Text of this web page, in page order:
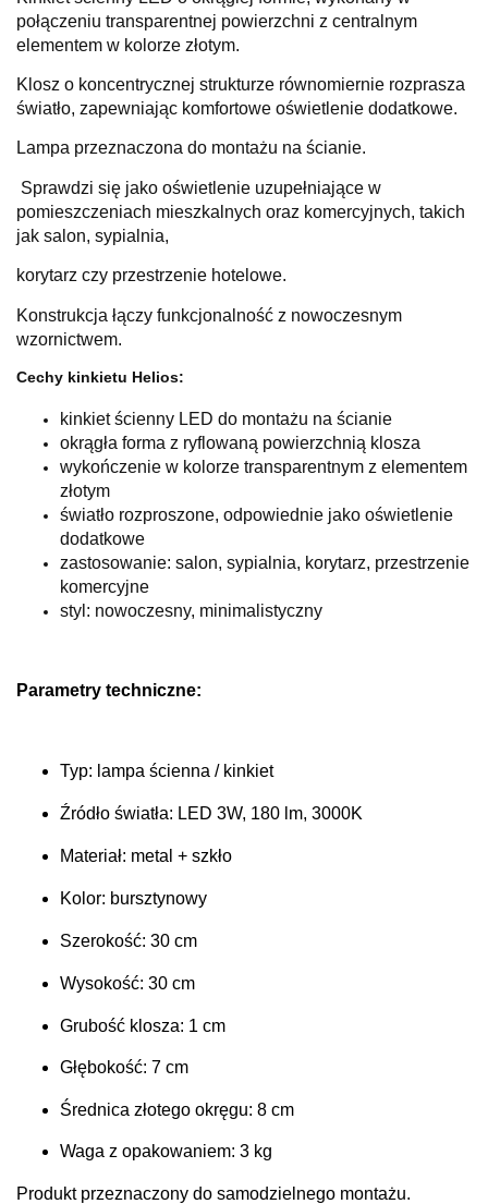
połączeniu transparentnej powierzchni z centralnym
elementem w kolorze złotym.
Klosz o koncentrycznej strukturze równomiernie rozprasza
światło, zapewniając komfortowe oświetlenie dodatkowe.
Lampa przeznaczona do montażu na ścianie.
Sprawdzi się jako oświetlenie uzupełniające w
pomieszczeniach mieszkalnych oraz komercyjnych, takich
jak salon, sypialnia,
korytarz czy przestrzenie hotelowe.
Konstrukcja łączy funkcjonalność z nowoczesnym
wzornictwem.
Cechy kinkietu Helios:
kinkiet ścienny LED do montażu na ścianie
okrągła forma z ryflowaną powierzchnią klosza
wykończenie w kolorze transparentnym z elementem
złotym
światło rozproszone, odpowiednie jako oświetlenie
dodatkowe
zastosowanie: salon, sypialnia, korytarz, przestrzenie
komercyjne
styl: nowoczesny, minimalistyczny
Parametry techniczne:
Typ: lampa ścienna / kinkiet
Źródło światła: LED 3W, 180 lm, 3000K
Materiał: metal + szkło
Kolor: bursztynowy
Szerokość: 30 cm
Wysokość: 30 cm
Grubość klosza: 1 cm
Głębokość: 7 cm
Średnica złotego okręgu: 8 cm
Waga z opakowaniem: 3 kg
Produkt przeznaczony do samodzielnego montażu.